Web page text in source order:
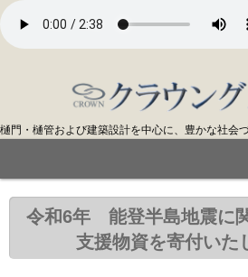
樋門・樋管および建築設計を中心に、豊かな社会
令和6年 能登半島地震に
支援物資を寄付いた